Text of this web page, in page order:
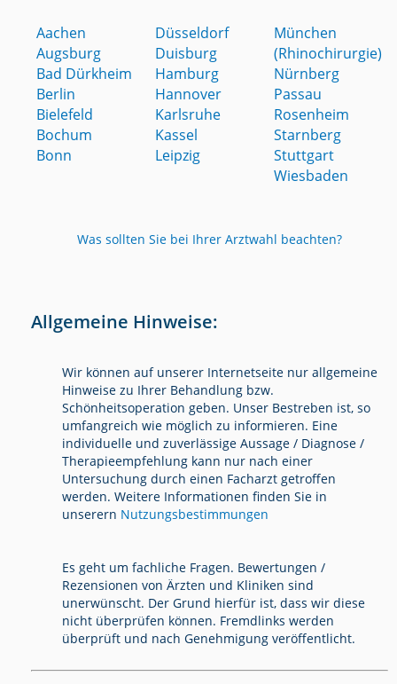
Aachen
Augsburg
Bad Dürkheim
Berlin
Bielefeld
Bochum
Bonn
Düsseldorf
Duisburg
Hamburg
Hannover
Karlsruhe
Kassel
Leipzig
München
(Rhinochirurgie)
Nürnberg
Passau
Rosenheim
Starnberg
Stuttgart
Wiesbaden
Was sollten Sie bei Ihrer Arztwahl beachten?
Allgemeine Hinweise:
Wir können auf unserer Internetseite nur allgemeine
Hinweise zu Ihrer Behandlung bzw.
Schönheitsoperation geben. Unser Bestreben ist, so
umfangreich wie möglich zu informieren. Eine
individuelle und zuverlässige Aussage / Diagnose /
Therapieempfehlung kann nur nach einer
Untersuchung durch einen Facharzt getroffen
werden. Weitere Informationen finden Sie in
unserern Nutzungsbestimmungen
Es geht um fachliche Fragen. Bewertungen /
Rezensionen von Ärzten und Kliniken sind
unerwünscht. Der Grund hierfür ist, dass wir diese
nicht überprüfen können. Fremdlinks werden
überprüft und nach Genehmigung veröffentlicht.